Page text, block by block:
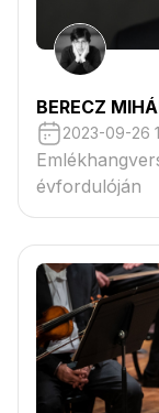
BERECZ
2023-09-26
évfordulóján